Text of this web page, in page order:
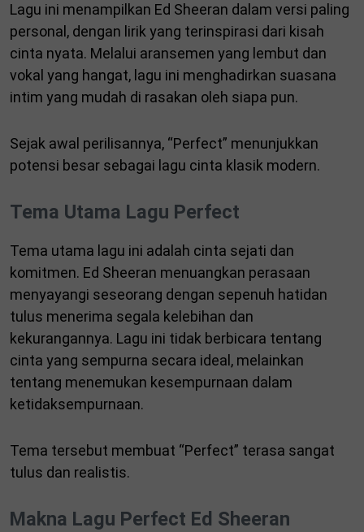
Lagu ini menampilkan Ed Sheeran dalam versi paling
personal, dengan lirik yang terinspirasi dari kisah
cinta nyata. Melalui aransemen yang lembut dan
vokal yang hangat, lagu ini menghadirkan suasana
intim yang mudah di rasakan oleh siapa pun.
Sejak awal perilisannya, “Perfect” menunjukkan
potensi besar sebagai lagu cinta klasik modern.
Tema Utama Lagu Perfect
Tema utama lagu ini adalah cinta sejati dan
komitmen. Ed Sheeran menuangkan perasaan
menyayangi seseorang dengan sepenuh hatidan
tulus menerima segala kelebihan dan
kekurangannya. Lagu ini tidak berbicara tentang
cinta yang sempurna secara ideal, melainkan
tentang menemukan kesempurnaan dalam
ketidaksempurnaan.
Tema tersebut membuat “Perfect” terasa sangat
tulus dan realistis.
Makna Lagu Perfect Ed Sheeran